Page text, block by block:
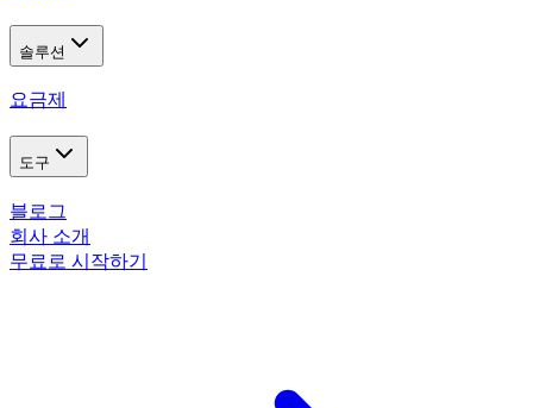
솔루션
요금제
도구
블로그
회사 소개
무료로 시작하기